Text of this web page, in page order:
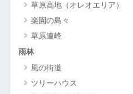
草原高地（オレオエリア）
楽園の島々
草原連峰
雨林
風の街道
ツリーハウス